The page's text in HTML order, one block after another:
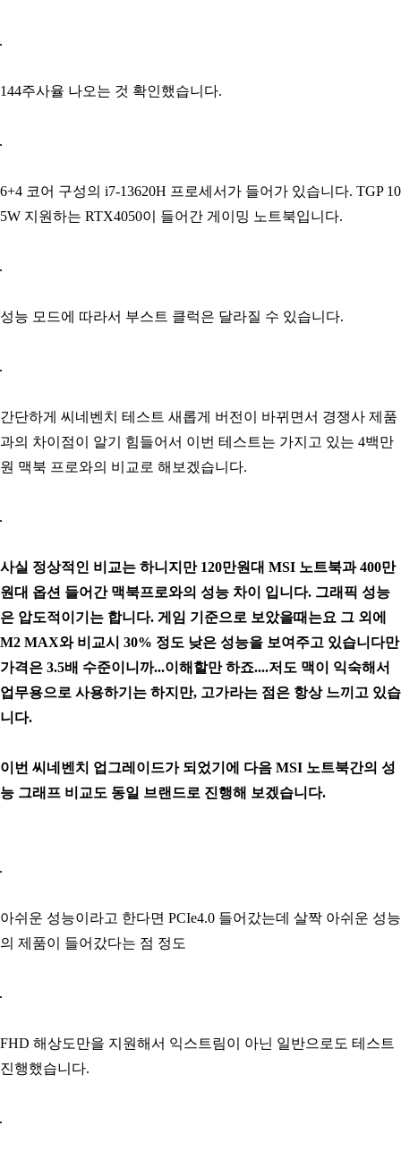
144주사율 나오는 것 확인했습니다.
6+4 코어 구성의 i7-13620H 프로세서가 들어가 있습니다. TGP 10
5W 지원하는 RTX4050이 들어간 게이밍 노트북입니다.
성능 모드에 따라서 부스트 클럭은 달라질 수 있습니다.
간단하게 씨네벤치 테스트 새롭게 버전이 바뀌면서 경쟁사 제품
과의 차이점이 알기 힘들어서 이번 테스트는 가지고 있는 4백만
원 맥북 프로와의 비교로 해보겠습니다.
사실 정상적인 비교는 하니지만 120만원대 MSI 노트북과 400만
원대 옵션 들어간 맥북프로와의 성능 차이 입니다. 그래픽 성능
은 압도적이기는 합니다. 게임 기준으로 보았을때는요 그 외에
M2 MAX와 비교시 30% 정도 낮은 성능을 보여주고 있습니다만
가격은 3.5배 수준이니까...이해할만 하죠....저도 맥이 익숙해서
업무용으로 사용하기는 하지만, 고가라는 점은 항상 느끼고 있습
니다.
이번 씨네벤치 업그레이드가 되었기에 다음 MSI 노트북간의 성
능 그래프 비교도 동일 브랜드로 진행해 보겠습니다.
아쉬운 성능이라고 한다면 PCIe4.0 들어갔는데 살짝 아쉬운 성능
의 제품이 들어갔다는 점 정도
FHD 해상도만을 지원해서 익스트림이 아닌 일반으로도 테스트
진행했습니다.